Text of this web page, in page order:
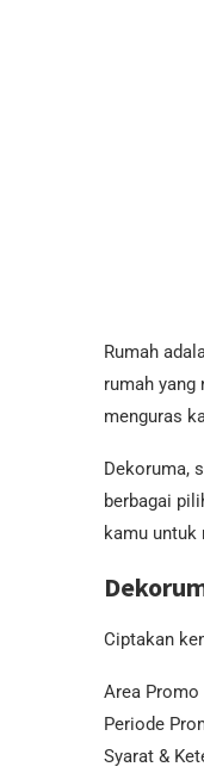
Rumah
rumah yang
menguras
Dekoruma,
berbagai
kamu untuk
Ciptakan
Area Promo
Periode
Syarat &